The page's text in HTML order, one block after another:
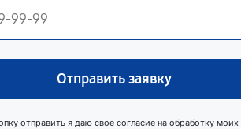
Отправить заявку
отправить я даю свое согласие на обработку моих